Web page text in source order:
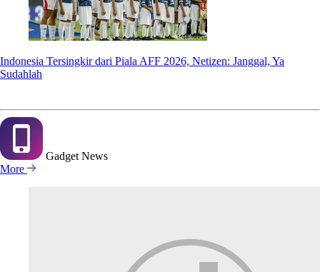
Indonesia Tersingkir dari Piala AFF 2026, Netizen: Janggal, Ya
Sudahlah
Gadget News
More